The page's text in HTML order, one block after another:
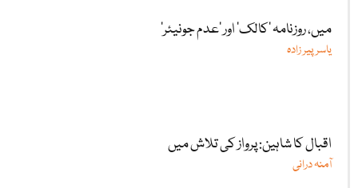
میں، روزنامہ ’کالک‘ اور ’عدم جونیئر‘
یاسر پیر زادہ
اقبال کا شاہین: پرواز کی تلاش میں
آمنہ درانی